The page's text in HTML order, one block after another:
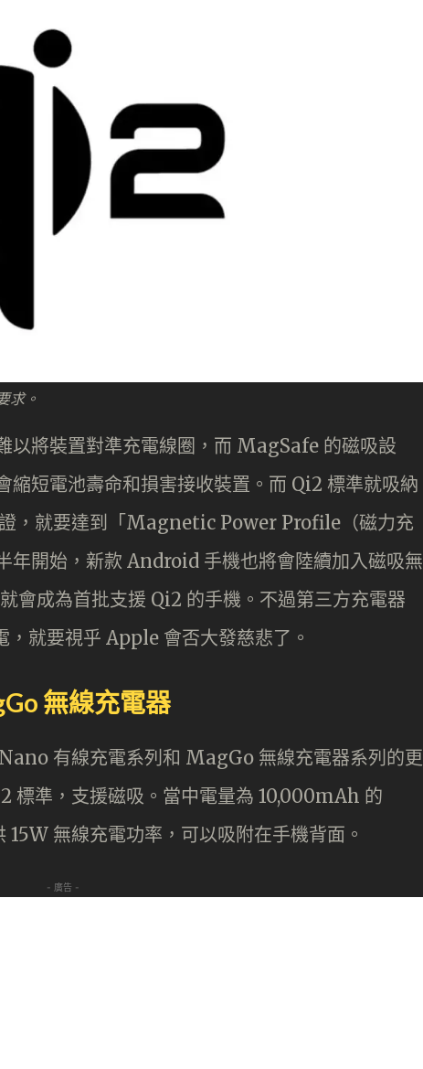
求。
以將裝置對準充電線圈，而 MagSafe 的磁吸設
縮短電池壽命和損害接收裝置。而 Qi2 標準就吸納
，就要達到「Magnetic Power Profile（磁力充
年開始，新款 Android 手機也將會陸續加入磁吸無
會成為首批支援 Qi2 的手機。不過第三方充電器
就要視乎 Apple 會否大發慈悲了。
無線充電器
有線充電系列和 MagGo 無線充電器系列的更
標準，支援磁吸。當中電量為 10,000mAh 的
無線充電功率，可以吸附在手機背面。
- 廣告 -